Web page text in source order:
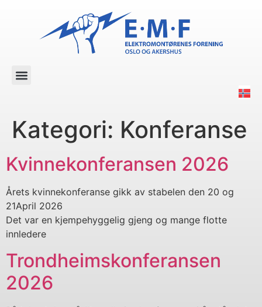
Kategori: Konferanse
Kvinnekonferansen 2026
Årets kvinnekonferanse gikk av stabelen den 20 og
21April 2026
Det var en kjempehyggelig gjeng og mange flotte
innledere
Trondheimskonferansen
2026